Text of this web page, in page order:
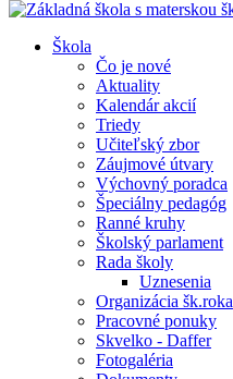
Škola
Čo je nové
Aktuality
Kalendár akcií
Triedy
Učiteľský zbor
Záujmové útvary
Výchovný poradca
Špeciálny pedagóg
Ranné kruhy
Školský parlament
Rada školy
Uznesenia
Organizácia šk.roka
Pracovné ponuky
Skvelko - Daffer
Fotogaléria